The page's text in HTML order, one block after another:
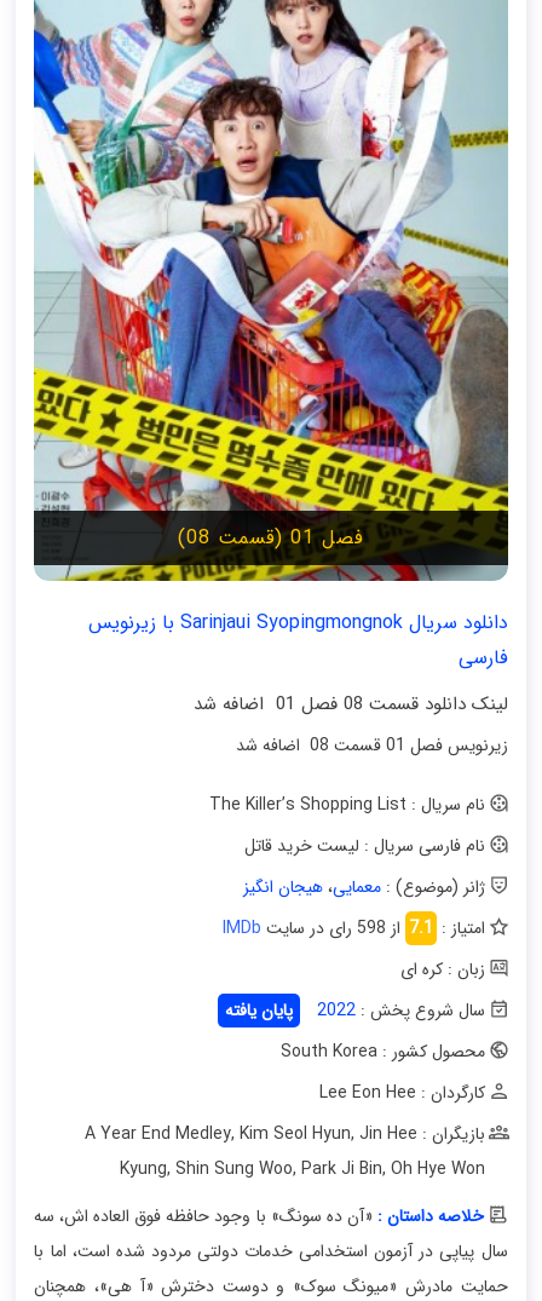
فصل 01 (قسمت 08)
دانلود سریال Sarinjaui Syopingmongnok با زیرنویس
فارسی
لینک دانلود قسمت 08 فصل 01 اضافه شد
زیرنویس فصل 01 قسمت 08 اضافه شد
نام سریال : The Killer’s Shopping List
نام فارسی سریال : لیست خرید قاتل
ژانر (موضوع) :معمایی،هیجان انگیز
امتیاز : 7.1 از 598 رای در سایت
IMDb
زبان : کره ای
سال شروع پخش :2022
پایان یافته
محصول کشور : South Korea
کارگردان : Lee Eon Hee
بازیگران : A Year End Medley
, Kim Seol Hyun, Jin Hee
Kyung, Shin Sung Woo, Park Ji Bin, Oh Hye Won
خلاصه داستان : «آن ده سونگ» با وجود حافظه فوق العاده اش، سه
سال پیاپی در آزمون استخدامی خدمات دولتی مردود شده است، اما با
حمایت مادرش «میونگ سوک» و دوست دخترش «آ هی»، همچنان